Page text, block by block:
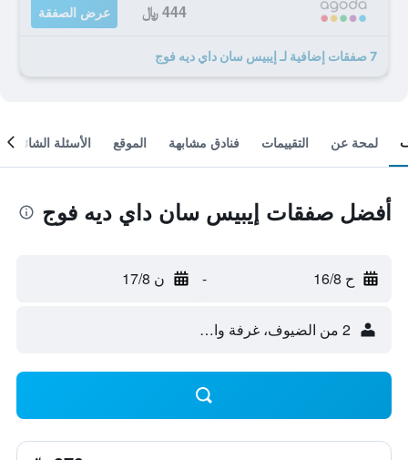
444 ﷼ عرض الصفقة
7 صفقات إضافية لـ إيبيس سان داي ديه فوج
لمحة عن التقييمات فنادق مشابهة الموقع الأسئلة الشائعة
أفضل صفقات إيبيس سان داي ديه فوج
ح 16/8 - ن 17/8
2 من الضيوف، غرفة واحدة